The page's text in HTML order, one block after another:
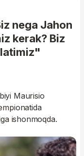
nega Jahon
kerak? Biz
Maurisio
ishonmoqda.